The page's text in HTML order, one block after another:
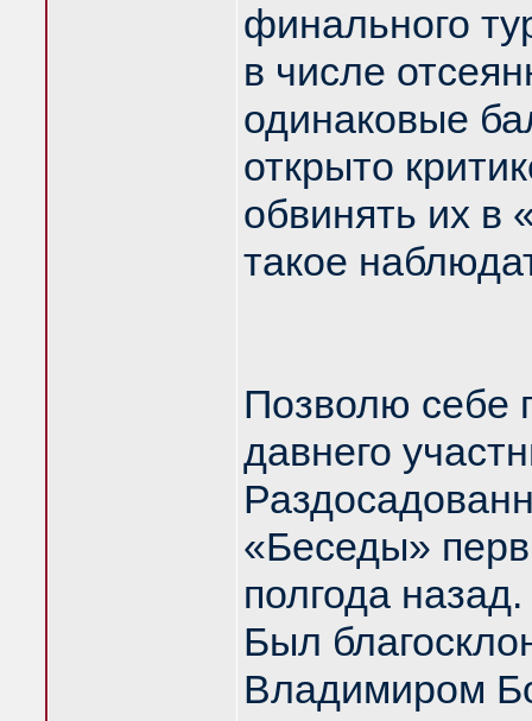
финального
в числе
одинаковые
открыто
обвинять их в
такое
Позволю себе
давнего
«Беседы»
полгода назад.
Был
Владимиром